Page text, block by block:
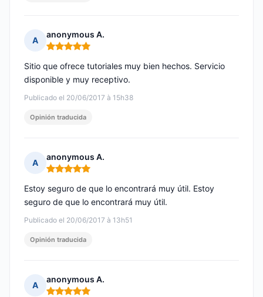
A
anonymous A.
Nota: 5 de 5
Publicado el 20/06/2017 à 15h38
Sitio que ofrece tutoriales muy bien hechos. Servicio
disponible y muy receptivo.
Opinión traducida
A
anonymous A.
Nota: 5 de 5
Publicado el 20/06/2017 à 13h51
Estoy seguro de que lo encontrará muy útil. Estoy
seguro de que lo encontrará muy útil.
Opinión traducida
A
anonymous A.